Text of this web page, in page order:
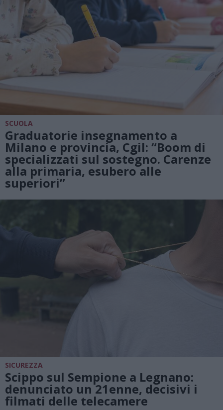
SCUOLA
Graduatorie insegnamento a
Milano e provincia, Cgil: “Boom di
specializzati sul sostegno. Carenze
alla primaria, esubero alle
superiori”
SICUREZZA
Scippo sul Sempione a Legnano:
denunciato un 21enne, decisivi i
filmati delle telecamere